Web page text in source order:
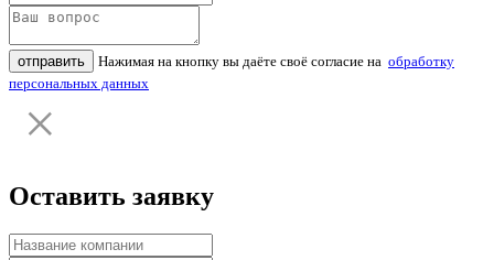
отправить Нажимая на кнопку вы даёте своё согласие на обработку
персональных данных
Оставить заявку